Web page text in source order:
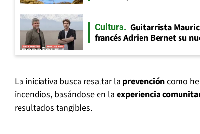
Cultura
Guitarrista
francés Adrien Bernet su
La iniciativa busca resaltar la prevencióncomo
incendios, basándose en la experiencia
resultados tangibles.